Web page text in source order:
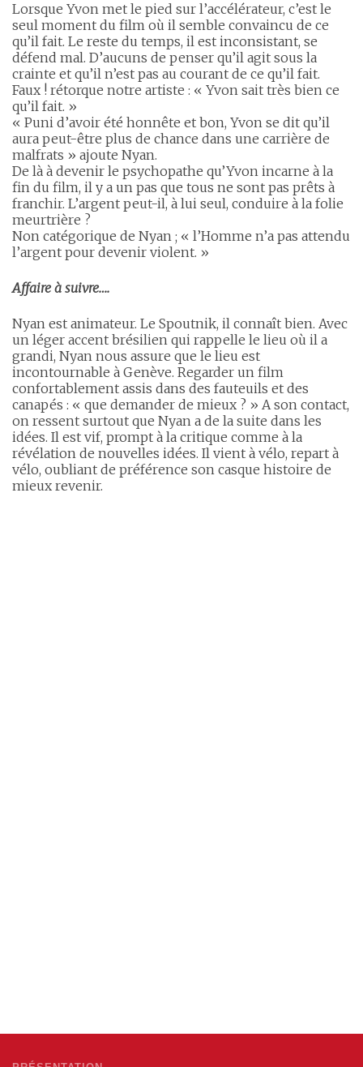
Lorsque Yvon met le pied sur l’accélérateur, c’est le
seul moment du film où il semble convaincu de ce
qu’il fait. Le reste du temps, il est inconsistant, se
défend mal. D’aucuns de penser qu’il agit sous la
crainte et qu’il n’est pas au courant de ce qu’il fait.
Faux ! rétorque notre artiste : « Yvon sait très bien ce
qu’il fait. »
« Puni d’avoir été honnête et bon, Yvon se dit qu’il
aura peut-être plus de chance dans une carrière de
malfrats » ajoute Nyan.
De là à devenir le psychopathe qu’Yvon incarne à la
fin du film, il y a un pas que tous ne sont pas prêts à
franchir. L’argent peut-il, à lui seul, conduire à la folie
meurtrière ?
Non catégorique de Nyan ; « l’Homme n’a pas attendu
l’argent pour devenir violent. »
Affaire à suivre….
Nyan est animateur. Le Spoutnik, il connaît bien. Avec
un léger accent brésilien qui rappelle le lieu où il a
grandi, Nyan nous assure que le lieu est
incontournable à Genève. Regarder un film
confortablement assis dans des fauteuils et des
canapés : « que demander de mieux ? » A son contact,
on ressent surtout que Nyan a de la suite dans les
idées. Il est vif, prompt à la critique comme à la
révélation de nouvelles idées. Il vient à vélo, repart à
vélo, oubliant de préférence son casque histoire de
mieux revenir.